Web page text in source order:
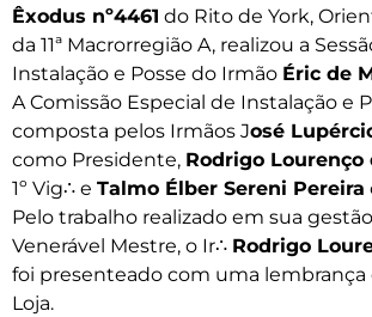
Êxodus nº4461 do Rito de York,
da 11ª Macrorregião A, realizou a
Instalação e Posse do Irmão Éric de
A Comissão Especial de Instalação e
composta pelos Irmãos José
como Presidente, Rodrigo Lourenço
1º Vig∴ e Talmo Élber Sereni Pereira
Pelo trabalho realizado em sua
Venerável Mestre, o Ir∴ Rodrigo
foi presenteado com uma lembrança
Loja.